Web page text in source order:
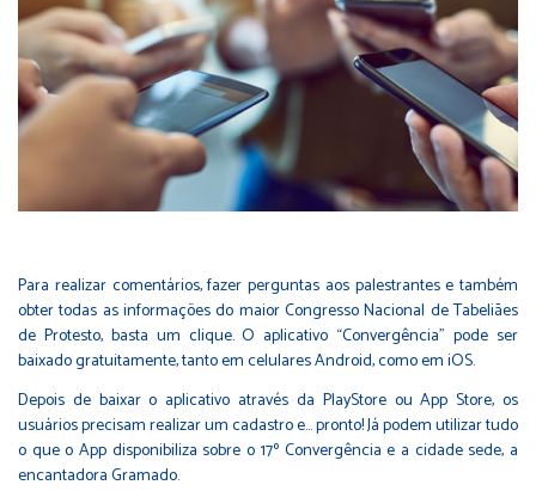
Para realizar comentários, fazer perguntas aos palestrantes e também
obter todas as informações do maior Congresso Nacional de Tabeliães
de Protesto, basta um clique. O aplicativo “Convergência” pode ser
baixado gratuitamente, tanto em celulares Android, como em iOS.
Depois de baixar o aplicativo através da PlayStore ou App Store, os
usuários precisam realizar um cadastro e... pronto! Já podem utilizar tudo
o que o App disponibiliza sobre o 17º Convergência e a cidade sede, a
encantadora Gramado.